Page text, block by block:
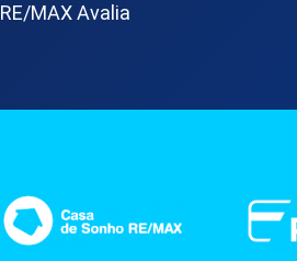
RE/MAX Avalia